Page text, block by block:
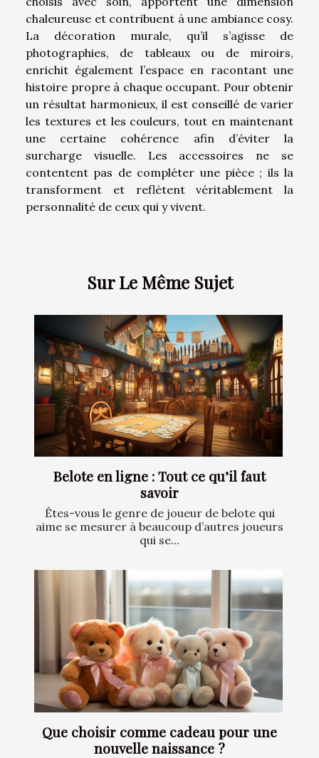
chaleureuse et contribuent à une ambiance cosy.
La décoration murale, qu’il s’agisse de
photographies, de tableaux ou de miroirs,
enrichit également l’espace en racontant une
histoire propre à chaque occupant. Pour obtenir
un résultat harmonieux, il est conseillé de varier
les textures et les couleurs, tout en maintenant
une certaine cohérence afin d’éviter la
surcharge visuelle. Les accessoires ne se
contentent pas de compléter une pièce ; ils la
transforment et reflètent véritablement la
personnalité de ceux qui y vivent.
Sur Le Même Sujet
Belote en ligne : Tout ce qu’il faut
savoir
Êtes-vous le genre de joueur de belote qui
aime se mesurer à beaucoup d’autres joueurs
qui se...
Que choisir comme cadeau pour une
nouvelle naissance ?